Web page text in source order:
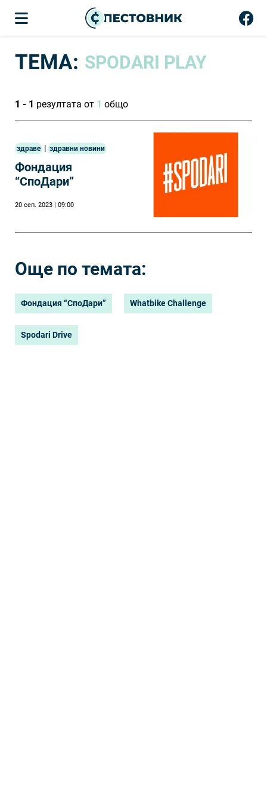
ТЕМА: SPODARI PLAY
1 - 1 резултата от 1 общо
здраве | здравни новини
Фондация
“СпоДари”
20 сеп. 2023 | 09:00
Още по темата:
Фондация “СпоДари” Whatbike Challenge
Spodari Drive